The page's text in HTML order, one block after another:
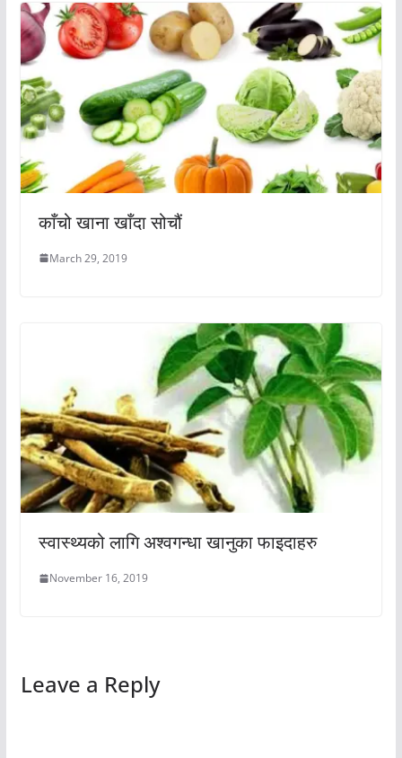
काँचो खाना खाँदा सोचौं
March 29, 2019
स्वास्थ्यको लागि अश्वगन्धा खानुका फाइदाहरु
November 16, 2019
Leave a Reply